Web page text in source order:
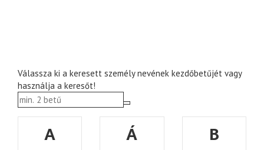
Válassza ki a keresett személy nevének kezdőbetűjét vagy
használja a keresőt!
A Á
B